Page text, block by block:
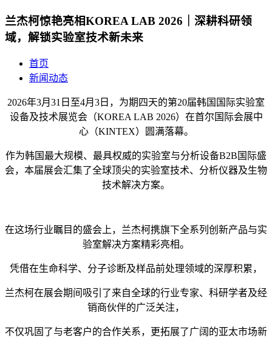
兰杰柯惊艳亮相KOREA LAB 2026｜深耕科研领
域，解锁实验室技术新未来
首页
新闻动态
2026年3月31日至4月3日，为期四天的第20届韩国国际实验室
设备及技术展览会（KOREA LAB 2026）在首尔国际会展中
心（KINTEX）圆满落幕。
作为韩国最大规模、最具权威的实验室与分析设备B2B国际盛
会，本届展会汇集了全球顶尖的实验室技术、分析仪器及生物
技术解决方案。
在这场行业瞩目的盛会上，兰杰柯携旗下全系列创新产品与实
验室解决方案精彩亮相。
凭借在生命科学、分子诊断及样品前处理领域的深厚积累，
兰杰柯在展会期间吸引了来自全球的行业专家、科研学者及经
销商伙伴的广泛关注，
不仅巩固了与老客户的合作关系，更拓展了广阔的亚太市场新